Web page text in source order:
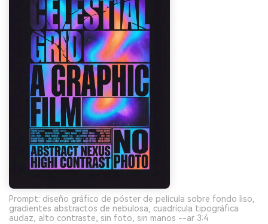
Prompt: diseño gráfico de póster de película sobre fondo liso,
gradientes abstractos de nebulosa, cuadrícula tipográfica
audaz, alto contraste, sin foto, sin manos --ar 3:4